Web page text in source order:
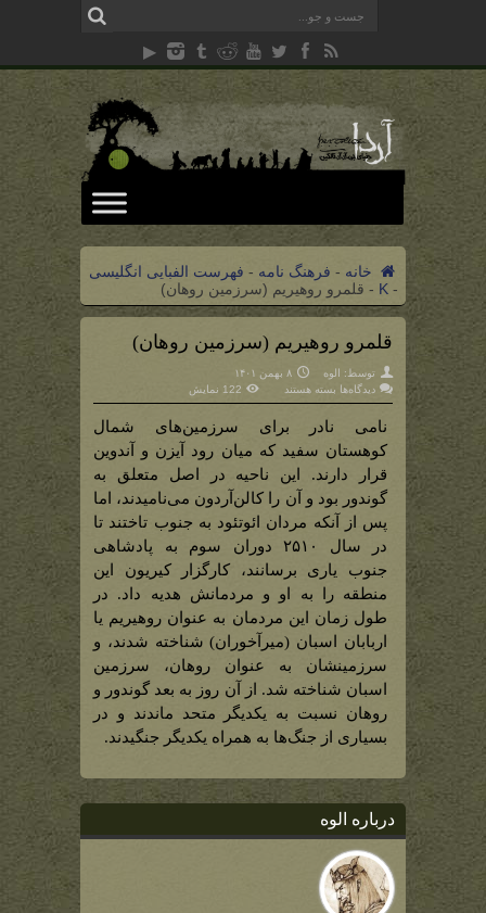
خانه - فرهنگ نامه - فهرست الفبایی انگلیسی
-
K
- قلمرو روهیریم (سرزمین روهان)
قلمرو روهیریم (سرزمین روهان)
توسط: الوه
۸ بهمن ۱۴۰۱
دیدگاه‌ها برای
(سرزمین
روهان)
بسته هستند 122 نمایش
نامی نادر برای سرزمین‌های شمال
کوهستان سفید که میان رود آیزن و آندوین
قرار دارند. این ناحیه در اصل متعلق به
گوندور بود و آن را کالن‌آردون می‌نامیدند، اما
پس از آنکه مردان ائوتئود به جنوب تاختند تا
در سال ۲۵۱۰ دوران سوم به پادشاهی
جنوب یاری برسانند، کارگزار کیریون این
منطقه را به او و مردمانش هدیه داد. در
طول زمان این مردمان به عنوان روهیریم یا
اربابان اسبان (میرآخوران) شناخته شدند، و
سرزمینشان به عنوان روهان، سرزمین
اسبان شناخته شد. از آن روز به بعد گوندور و
روهان نسبت به یکدیگر متحد ماندند و در
بسیاری از جنگ‌ها به همراه یکدیگر جنگیدند.
درباره الوه